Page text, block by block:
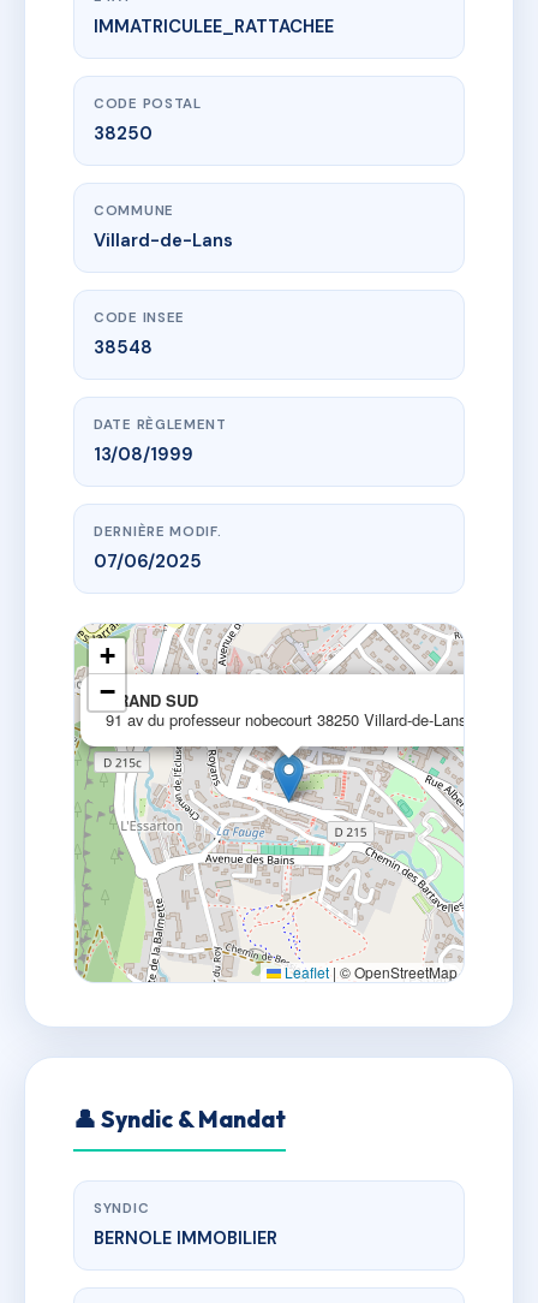
www.vme.plus/AB2072825
GRAND SUD
91 av du professeur nobecourt
38250 Villard-de-Lans
IMMATRICULEE_RATTACHEE
CODE POSTAL
38250
COMMUNE
Villard-de-Lans
CODE INSEE
38548
DATE RÈGLEMENT
13/08/1999
DERNIÈRE MODIF.
07/06/2025
GRAND SUD
91 av du professeur nobecourt 38250 Villard-de-Lans
+
−
Leaflet | © OpenStreetMap
👤 Syndic & Mandat
SYNDIC
BERNOLE IMMOBILIER